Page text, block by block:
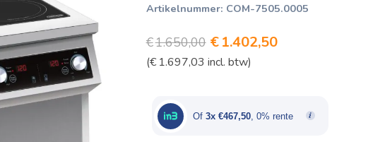
Artikelnummer: COM-7505.0005
€1.650,00 Oorspronkelijke
prijs
€1.650,00.
€ 1.402,50Huidige
€1.402,50.
(€ 1.697,03 incl. btw)
Of 3x €467,50, 0% rente